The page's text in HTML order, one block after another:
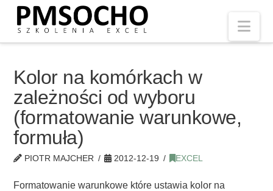
Kolor na komórkach w
zależności od wyboru
(formatowanie warunkowe,
formuła)
PIOTR MAJCHER 2012-12-19 EXCEL
Formatowanie warunkowe które ustawia kolor na